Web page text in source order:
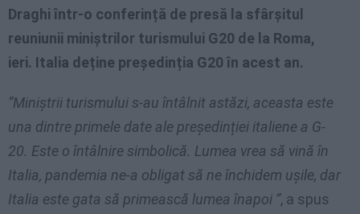
Draghi într-o conferință de presă la sfârșitul
reuniunii miniștrilor turismului G20 de la Roma,
ieri. Italia deține președinția G20 în acest an.
”Miniștrii turismului s-au întâlnit astăzi, aceasta este
una dintre primele date ale președinției italiene a G-
20. Este o întâlnire simbolică. Lumea vrea să vină în
Italia, pandemia ne-a obligat să ne închidem ușile, dar
Italia este gata să primească lumea înapoi ”, a spus